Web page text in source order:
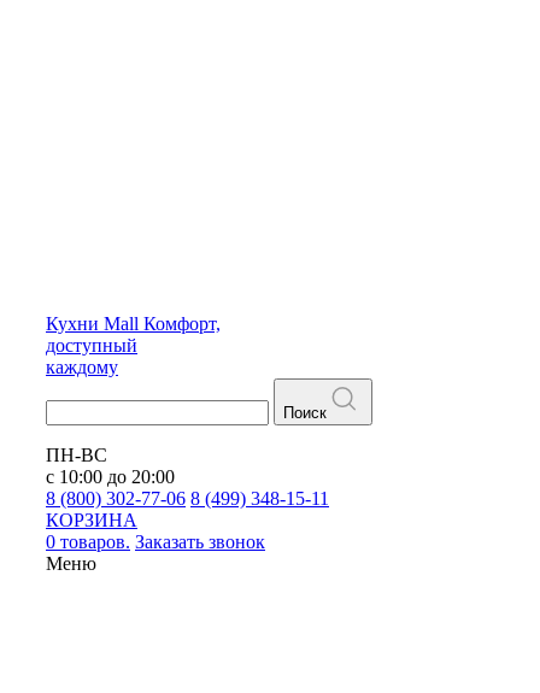
Кухни Mall Комфорт,
доступный
каждому
Поиск
ПН-ВС
с 10:00 до 20:00
8 (800) 302-77-06 8 (499) 348-15-11
КОРЗИНА
0 товаров. Заказать звонок
Меню